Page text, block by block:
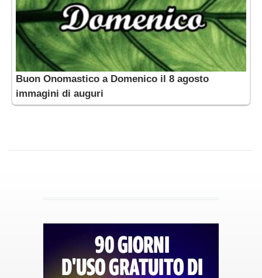
Buon Onomastico a Domenico il 8 agosto
immagini di auguri